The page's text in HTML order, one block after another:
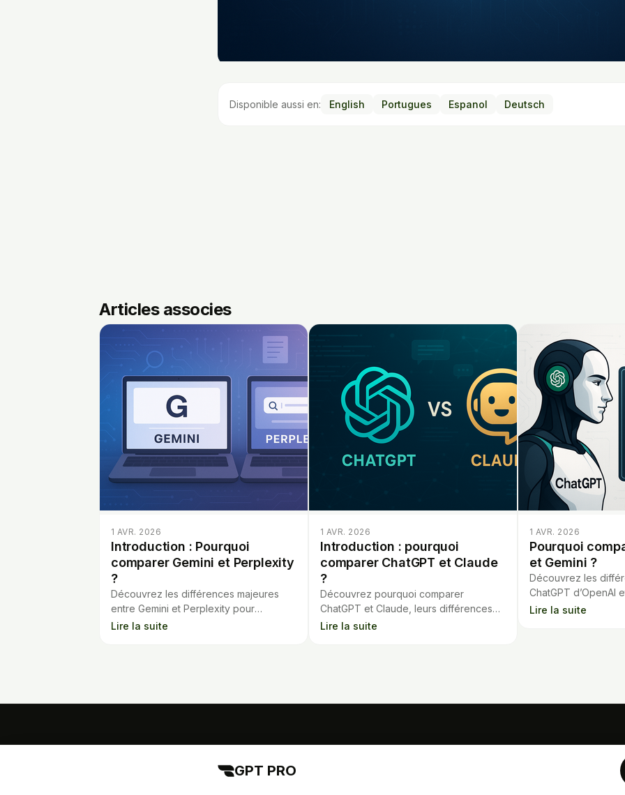
Disponible aussi en: English Portugues Espanol Deutsch
Articles associes
1 AVR. 2026
Introduction : Pourquoi
comparer Gemini et Perplexity
?
Découvrez les différences majeures
entre Gemini et Perplexity pour
optimiser vos recherches et votre
Lire la suite
1 AVR. 2026
Introduction : pourquoi
comparer ChatGPT et Claude
?
Découvrez pourquoi comparer
ChatGPT et Claude, leurs différences
de prix, capacités, modèles et
Lire la suite
1 AVR. 2026
Pourquoi
et Gemini ?
Découvrez les
ChatGPT d’OpenAI
Google. Analyse
Lire la suite
Calculateur
GPT PRO